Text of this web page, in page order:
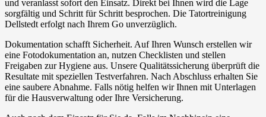
und veranlasst sofort den Einsatz. Direkt bei Ihnen wird die Lage
sorgfältig und Schritt für Schritt besprochen. Die Tatortreinigung
Dellstedt erfolgt nach Ihrem Go unverzüglich.
Dokumentation schafft Sicherheit. Auf Ihren Wunsch erstellen wir
eine Fotodokumentation an, nutzen Checklisten und stellen
Freigaben zur Hygiene aus. Unsere Qualitätssicherung überprüft die
Resultate mit speziellen Testverfahren. Nach Abschluss erhalten Sie
eine saubere Abnahme. Falls nötig helfen wir Ihnen mit Unterlagen
für die Hausverwaltung oder Ihre Versicherung.